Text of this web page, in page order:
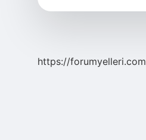
https://forumyelleri.com